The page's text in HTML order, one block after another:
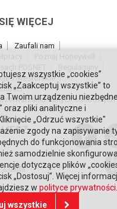
WIĘCEJ
Zaufali nam
inwestorskie
danych osobowych
z nami
wszystkie „cookies”
„Zaakceptuj wszystkie” to
Twoim urządzeniu niezbędne
oraz pliki analityczne i
„Odrzuć wszystkie"
zgody na zapisywanie
do funkcjonowania
samodzielnie
dotyczące plików
„Dostosuj”. Więcej
w polityce prywatności
wszystkie